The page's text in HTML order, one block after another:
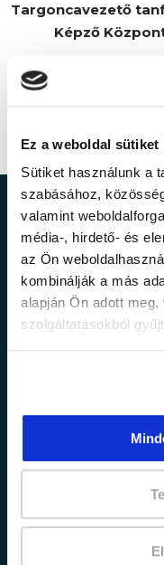
Ez a weboldal sütiket
Sütiket használunk a
szabásához,
valamint
média-, hirdető- és
az Ön
kombinálják a más
alapján Ön adott
szolgáltatásokból
Targoncavezető
Képző
Ne
legfrissebb